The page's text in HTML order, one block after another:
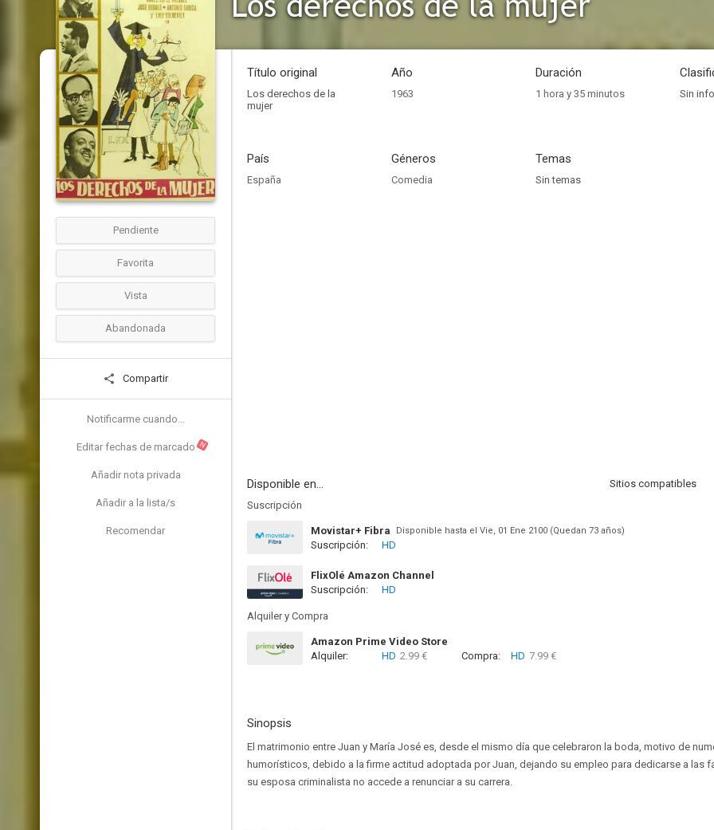
Pendiente
Favorita
Vista
Abandonada
Compartir
Notificarme cuando...
Editar fechas de marcado N
Añadir nota privada
Añadir a la lista/s
Recomendar
Título original
Los derechos de la
mujer
Año
1963
Duración
1 hora y 35 minutos Sin
País
España
Géneros
Comedia
Temas
Sin temas
Disponible en...
Sitios compatibles
Suscripción
Movistar+ Fibra Disponible hasta el Vie, 01 Ene 2100 (Quedan 73 años)
Suscripción: HD
FlixOlé Amazon Channel
Suscripción:
HD
Alquiler y Compra
Amazon Prime Video Store
Alquiler:
HD 2.99 € Compra: HD 7.99 €
Sinopsis
El matrimonio entre Juan y María José es, desde el mismo día que celebraron la boda, motivo de
humorísticos, debido a la firme actitud adoptada por Juan, dejando su empleo para dedicarse a las
su esposa criminalista no accede a renunciar a su carrera.